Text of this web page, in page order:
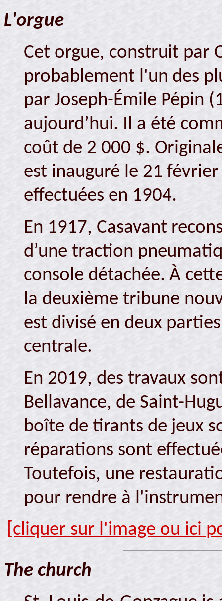
L'orgue
Cet orgue, construit par
probablement l'un des
par Joseph-Émile Pépin
aujourd’hui. Il a été
coût de 2 000 $.
est inauguré le 21
effectuées en 1904.
En 1917, Casavant
d’une traction
console détachée. À
la deuxième tribune
est divisé en deux
centrale.
En 2019, des travaux
Bellavance, de Saint-
boîte de tirants de jeux
réparations sont
Toutefois, une
pour rendre à
[cliquer sur l'image ou ici
The church